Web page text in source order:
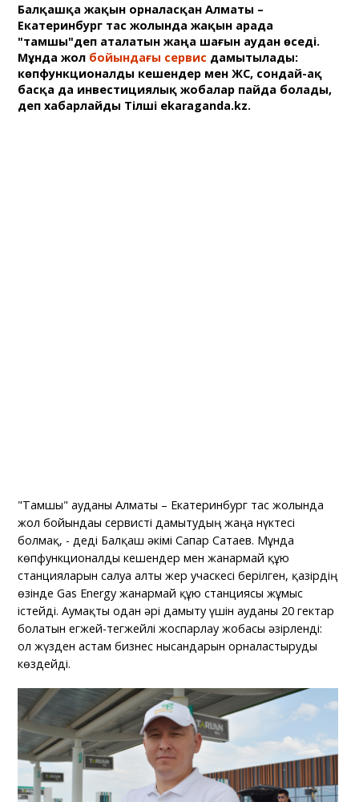
Балқашқа жақын орналасқан Алматы –
Екатеринбург тас жолында жақын арада
"тамшы"деп аталатын жаңа шағын аудан өседі.
Мұнда жол бойындағы сервис дамытылады:
көпфункционалды кешендер мен ЖҚС, сондай-ақ
басқа да инвестициялық жобалар пайда болады,
деп хабарлайды Тілші ekaraganda.kz.
"Тамшы" ауданы Алматы – Екатеринбург тас жолында
жол бойындағы сервисті дамытудың жаңа нүктесі
болмақ, - деді Балқаш әкімі Сапар Сатаев. Мұнда
көпфункционалды кешендер мен жанармай құю
станцияларын салуға алты жер учаскесі берілген, қазірдің
өзінде Gas Energy жанармай құю станциясы жұмыс
істейді. Аумақты одан әрі дамыту үшін ауданы 20 гектар
болатын егжей-тегжейлі жоспарлау жобасы әзірленді:
ол жүзден астам бизнес нысандарын орналастыруды
көздейді.